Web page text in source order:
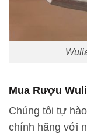
Mua Rượu
Chúng tôi tự
chính hãng với